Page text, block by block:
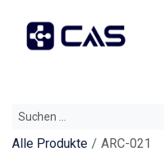
Alle Produkte ARC-021